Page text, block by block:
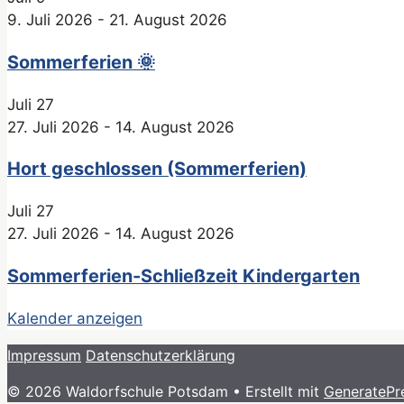
9. Juli 2026 - 21. August 2026
Sommerferien 🌞
Juli 27
27. Juli 2026 - 14. August 2026
Hort geschlossen (Sommerferien)
Juli 27
27. Juli 2026 - 14. August 2026
Sommerferien-Schließzeit Kindergarten
Kalender anzeigen
Impressum Datenschutzerklärung
© 2026 Waldorfschule Potsdam • Erstellt mit